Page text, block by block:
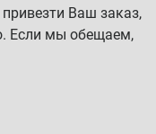
Ваш заказ,
Если мы обещаем,